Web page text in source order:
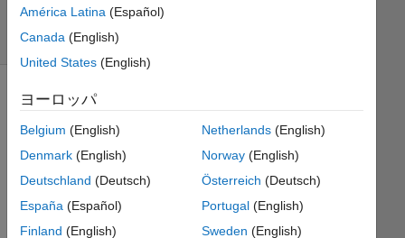
solvers
3 likes
Switch
variables
x and
América Latina (Español)
Canada (English)
United States (English)
ヨーロッパ
Belgium (English)
Denmark (English)
Deutschland (Deutsch)
España (Español)
Finland (English)
Netherlands(English)
Norway(English)
Österreich (Deutsch)
Portugal(English)
Sweden (English)